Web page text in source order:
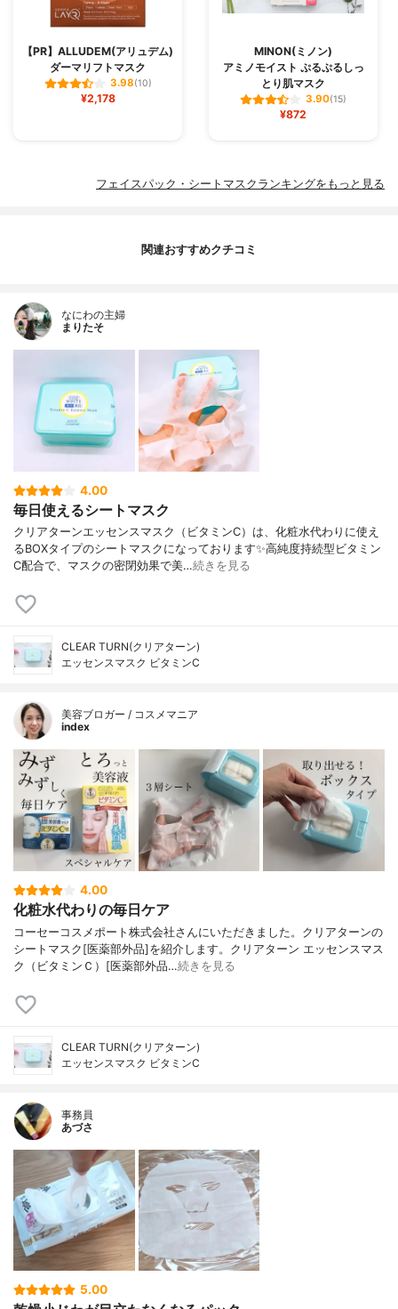
【PR】ALLUDEM(アリュデム)
ダーマリフトマスク
3.98(10)
¥2,178
MINON(ミノン)
アミノモイスト ぷるぷるしっ
とり肌マスク
3.90(15)
¥872
フェイスパック・シートマスクランキングをもっと見る
関連おすすめクチコミ
なにわの主婦
まりたそ
4.00
毎日使えるシートマスク
クリアターンエッセンスマスク（ビタミンC）は、化粧水代わりに使え
るBOXタイプのシートマスクになっております✨高純度持続型ビタミン
C配合で、マスクの密閉効果で美…続きを見る
CLEAR TURN(クリアターン)
エッセンスマスク ビタミンC
美容ブロガー / コスメマニア
index
4.00
化粧水代わりの毎日ケア
コーセーコスメポート株式会社さんにいただきました。クリアターンの
シートマスク[医薬部外品]を紹介します。クリアターン エッセンスマス
ク（ビタミンＣ）[医薬部外品…続きを見る
CLEAR TURN(クリアターン)
エッセンスマスク ビタミンC
事務員
あづさ
5.00